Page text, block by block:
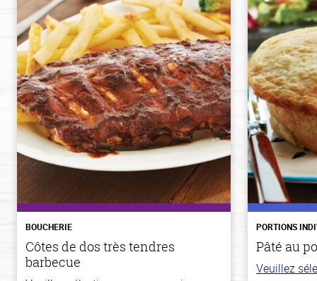
BOUCHERIE
Côtes de dos très tendres
barbecue
PORTIONS
Pâté au
Veuillez